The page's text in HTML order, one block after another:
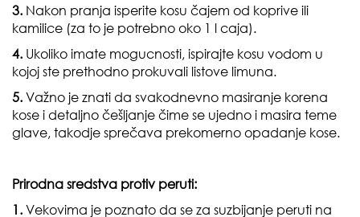
3. Nakon pranja isperite kosu čajem od koprive ili
kamilice (za to je potrebno oko 1 l caja).
4. Ukoliko imate mogucnosti, ispirajte kosu vodom u
kojoj ste prethodno prokuvali listove limuna.
5. Važno je znati da svakodnevno masiranje korena
kose i detaljno češljanje čime se ujedno i masira teme
glave, takodje sprečava prekomerno opadanje kose.
Prirodna sredstva protiv peruti:
1. Vekovima je poznato da se za suzbijanje peruti na